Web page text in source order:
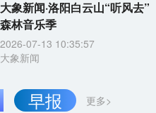
大象新闻·洛阳白云山“听风去”
森林音乐季
2026-07-13 10:35:57
大象新闻
更多>
早报